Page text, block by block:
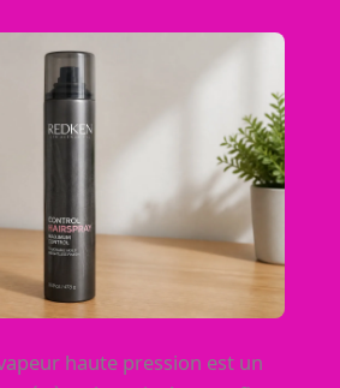
haute pression est un